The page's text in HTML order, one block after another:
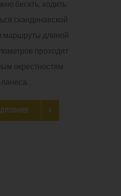
бегать, ходить
скандинавской
маршруты длиной
проходят
окрестностям